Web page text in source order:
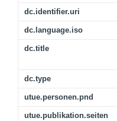
dc.identifier.uri
dc.language.iso
dc.title
dc.type
utue.personen.pnd
utue.publikation.seiten